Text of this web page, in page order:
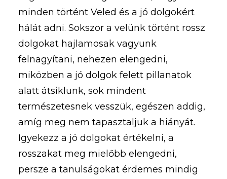
minden történt Veled és a jó dolgokért
hálát adni. Sokszor a velünk történt rossz
dolgokat hajlamosak vagyunk
felnagyítani, nehezen elengedni,
miközben a jó dolgok felett pillanatok
alatt átsiklunk, sok mindent
természetesnek vesszük, egészen addig,
amíg meg nem tapasztaljuk a hiányát.
Igyekezz a jó dolgokat értékelni, a
rosszakat meg mielőbb elengedni,
persze a tanulságokat érdemes mindig